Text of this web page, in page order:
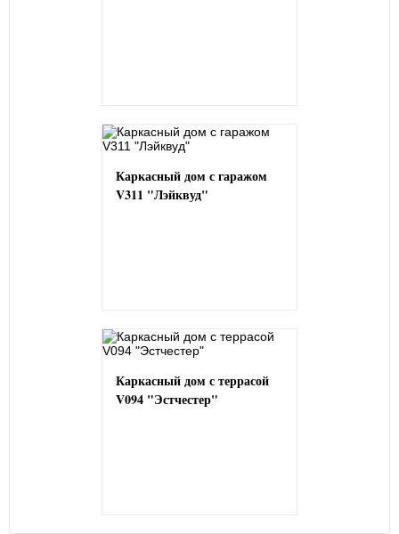
Каркасный дом с гаражом
V311 "Лэйквуд"
Каркасный дом с террасой
V094 "Эстчестер"